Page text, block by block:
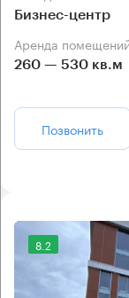
Бизнес-центр
Аренда
260 — 530 кв.м
Позвонить
8.2